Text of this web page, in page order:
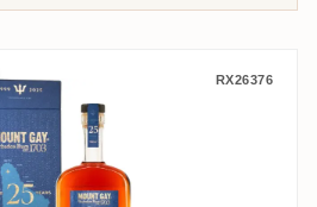
Aged
RX26376